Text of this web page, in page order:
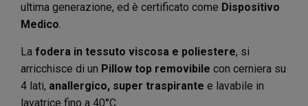
ultima generazione, ed è certificato come Dispositivo
Medico.
La fodera in tessuto viscosa e poliestere, si
arricchisce di un Pillow top removibile con cerniera su
4 lati, anallergico, super traspirante e lavabile in
lavatrice fino a 40°C.